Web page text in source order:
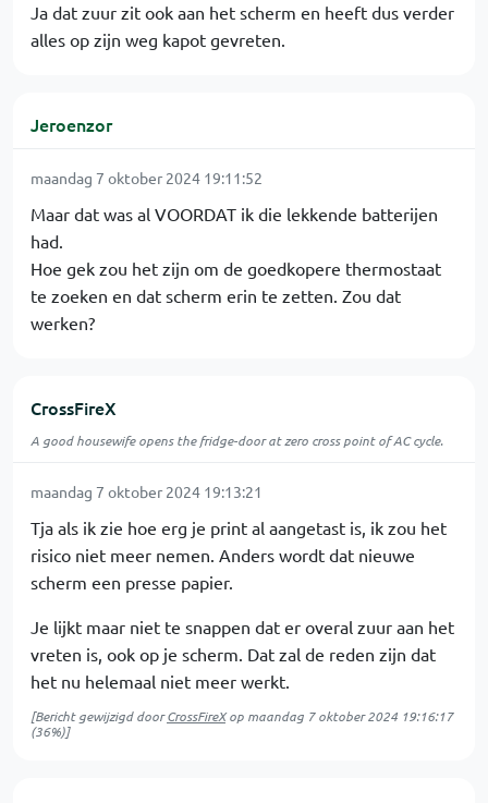
Ja dat zuur zit ook aan het scherm en heeft dus verder
alles op zijn weg kapot gevreten.
Jeroenzor
maandag 7 oktober 2024 19:11:52
Maar dat was al VOORDAT ik die lekkende batterijen
had.
Hoe gek zou het zijn om de goedkopere thermostaat
te zoeken en dat scherm erin te zetten. Zou dat
werken?
CrossFireX
A good housewife opens the fridge-door at zero cross point of AC cycle.
maandag 7 oktober 2024 19:13:21
Tja als ik zie hoe erg je print al aangetast is, ik zou het
risico niet meer nemen. Anders wordt dat nieuwe
scherm een presse papier.
Je lijkt maar niet te snappen dat er overal zuur aan het
vreten is, ook op je scherm. Dat zal de reden zijn dat
het nu helemaal niet meer werkt.
[Bericht gewijzigd doorCrossFireXop maandag 7 oktober 2024 19:16:17
(36%)]